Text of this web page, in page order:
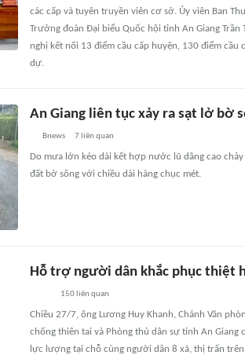
các cấp và tuyên truyền viên cơ sở. Ủy viên Ban
Trưởng đoàn Đại biểu Quốc hội tỉnh An Giang
nghị kết nối 13 điểm cầu cấp huyện, 130 điểm
dự.
An Giang liên tục xảy ra sạt lở bờ
Bnews 7 liên quan
Do mưa lớn kéo dài kết hợp nước lũ dâng cao
đất bờ sông với chiều dài hàng chục mét.
Hỗ trợ người dân khắc phục thiệt
150 liên quan
Chiều 27/7, ông Lương Huy Khanh, Chánh Văn
chống thiên tai và Phòng thủ dân sự tỉnh An Giang
lực lượng tại chỗ cùng người dân 8 xã, thị trấn